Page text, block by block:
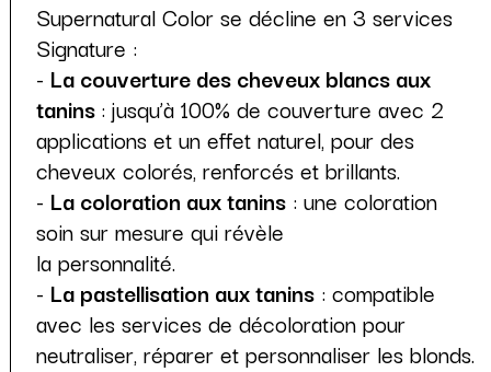
Supernatural Color se décline en 3 services
Signature :
- La couverture des cheveux blancs aux
tanins: jusqu’à 100% de couverture avec 2
applications et un effet naturel, pour des
cheveux colorés, renforcés et brillants.
- La coloration aux tanins : une coloration
soin sur mesure qui révèle
la personnalité.
- La pastellisation aux tanins : compatible
avec les services de décoloration pour
neutraliser, réparer et personnaliser les blonds.